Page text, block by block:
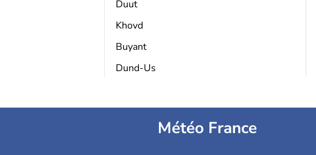
Duut
Khovd
Buyant
Dund-Us
Météo France